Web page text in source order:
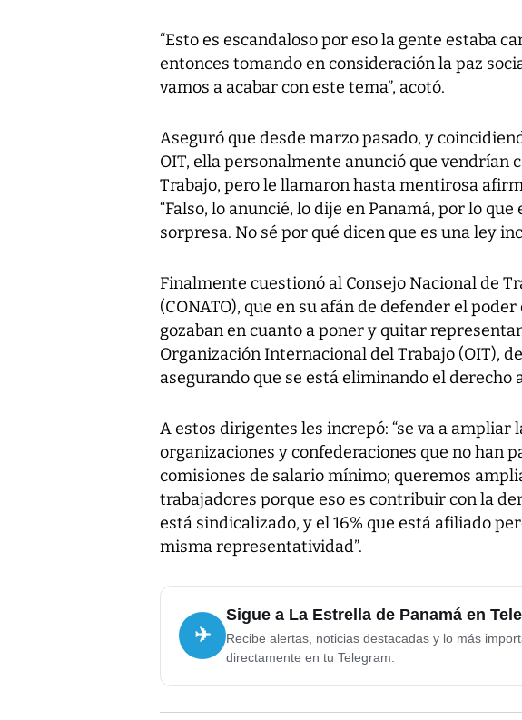
“Esto es escandaloso por eso la gente estaba
entonces tomando en consideración la paz
vamos a acabar con este tema”, acotó.
Aseguró que desde marzo pasado, y
OIT, ella personalmente anunció que vendrían
Trabajo, pero le llamaron hasta mentirosa
“Falso, lo anuncié, lo dije en Panamá, por lo
sorpresa. No sé por qué dicen que es una ley
Finalmente cuestionó al Consejo Nacional de
(CONATO), que en su afán de defender el
gozaban en cuanto a poner y quitar
Organización Internacional del Trabajo (OIT),
asegurando que se está eliminando el derecho
A estos dirigentes les increpó: “se va a ampliar
organizaciones y confederaciones que no han
comisiones de salario mínimo; queremos
trabajadores porque eso es contribuir con la
está sindicalizado, y el 16% que está afiliado
misma representatividad”.
✈
Sigue a La Estrella de Panamá en
Recibe alertas, noticias destacadas y lo más
directamente en tu Telegram.